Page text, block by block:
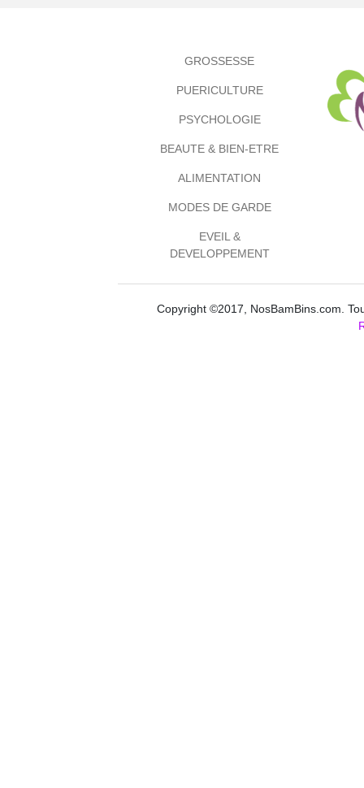
GROSSESSE
PUERICULTURE
PSYCHOLOGIE
BEAUTE & BIEN-ETRE
ALIMENTATION
MODES DE GARDE
EVEIL &
DEVELOPPEMENT
Copyright ©2017, NosBamBins.com.